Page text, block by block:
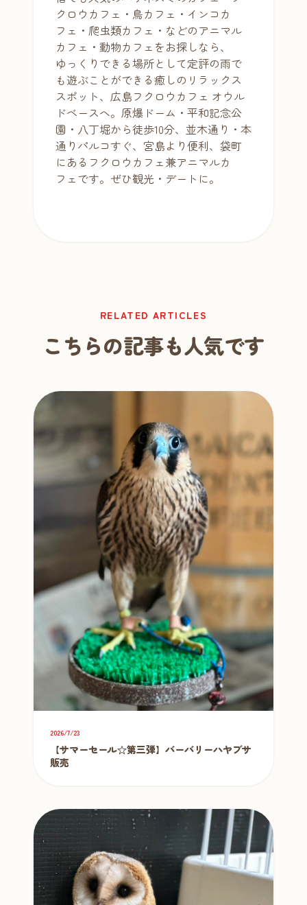
クロウカフェ・鳥カフェ・インコカ
フェ・爬虫類カフェ・などのアニマル
カフェ・動物カフェをお探しなら、
ゆっくりできる場所として定評の雨で
も遊ぶことができる癒しのリラックス
スポット、広島フクロウカフェ オウル
ドベースへ。原爆ドーム・平和記念公
園・八丁堀から徒歩10分、並木通り・本
通りパルコすぐ、宮島より便利、袋町
にあるフクロウカフェ兼アニマルカ
フェです。ぜひ観光・デートに。
RELATED ARTICLES
こちらの記事も人気です
2026/7/23
【サマーセール☆第三弾】バーバリーハヤブサ
販売